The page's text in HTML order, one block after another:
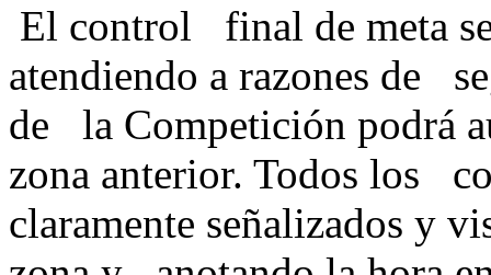
El control final de meta
atendiendo a razones de
de la Competición podrá
zona anterior. Todos los
claramente señalizados y